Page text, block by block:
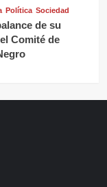
Política Sociedad
de su
Comité de